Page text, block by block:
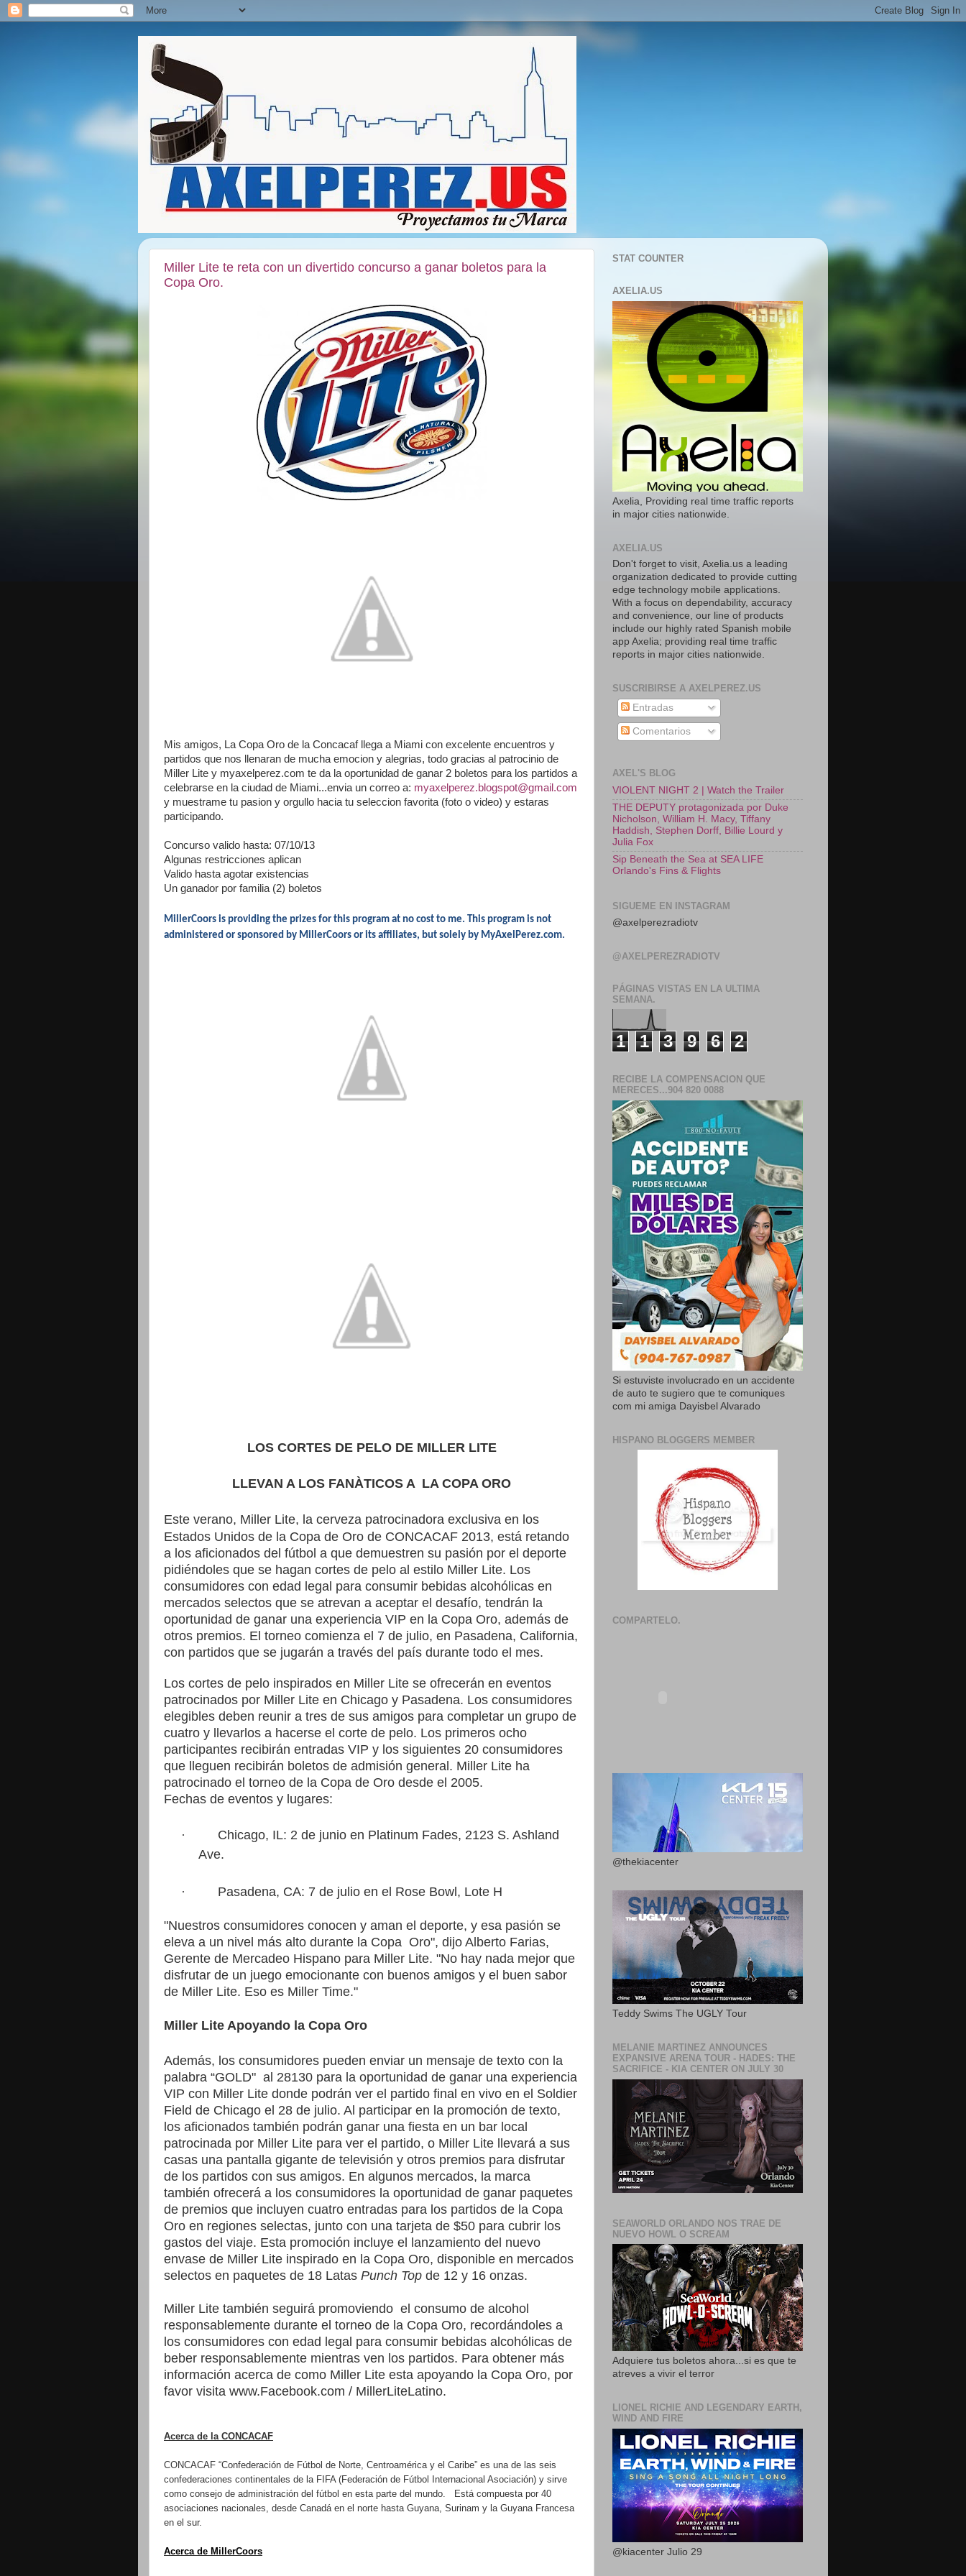
Miller Lite te reta con un divertido concurso a ganar boletos para la
Copa Oro.
Mis amigos, La Copa Oro de la Concacaf llega a Miami con excelente encuentros y
partidos que nos llenaran de mucha emocion y alegrias, todo gracias al patrocinio de
Miller Lite y myaxelperez.com te da la oportunidad de ganar 2 boletos para los partidos a
celebrarse en la ciudad de Miami...envia un correo a: myaxelperez.blogspot@gmail.com
y muestrame tu pasion y orgullo hacia tu seleccion favorita (foto o video) y estaras
participando.
Concurso valido hasta: 07/10/13
Algunas restricciones aplican
Valido hasta agotar existencias
Un ganador por familia (2) boletos
MillerCoors is providing the prizes for this program at no cost to me. This program is not
administered or sponsored by MillerCoors or its affiliates, but solely by MyAxelPerez.com.
LOS CORTES DE PELO DE MILLER LITE
LLEVAN A LOS FANÀTICOS A LA COPA ORO
Este verano, Miller Lite, la cerveza patrocinadora exclusiva en los
Estados Unidos de la Copa de Oro de CONCACAF 2013, está retando
a los aficionados del fútbol a que demuestren su pasión por el deporte
pidiéndoles que se hagan cortes de pelo al estilo Miller Lite. Los
consumidores con edad legal para consumir bebidas alcohólicas en
mercados selectos que se atrevan a aceptar el desafío, tendrán la
oportunidad de ganar una experiencia VIP en la Copa Oro, además de
otros premios. El torneo comienza el 7 de julio, en Pasadena, California,
con partidos que se jugarán a través del país durante todo el mes.
Los cortes de pelo inspirados en Miller Lite se ofrecerán en eventos
patrocinados por Miller Lite en Chicago y Pasadena. Los consumidores
elegibles deben reunir a tres de sus amigos para completar un grupo de
cuatro y llevarlos a hacerse el corte de pelo. Los primeros ocho
participantes recibirán entradas VIP y los siguientes 20 consumidores
que lleguen recibirán boletos de admisión general. Miller Lite ha
patrocinado el torneo de la Copa de Oro desde el 2005.
Fechas de eventos y lugares:
·
Chicago, IL: 2 de junio en Platinum Fades, 2123 S. Ashland
Ave.
· Pasadena, CA: 7 de julio en el Rose Bowl, Lote H
"Nuestros consumidores conocen y aman el deporte, y esa pasión se
eleva a un nivel más alto durante la Copa Oro", dijo Alberto Farias,
Gerente de Mercadeo Hispano para Miller Lite. "No hay nada mejor que
disfrutar de un juego emocionante con buenos amigos y el buen sabor
de Miller Lite. Eso es Miller Time."
Miller Lite Apoyando la Copa Oro
Además, los consumidores pueden enviar un mensaje de texto con la
palabra “GOLD" al 28130 para la oportunidad de ganar una experiencia
VIP con Miller Lite donde podrán ver el partido final en vivo en el Soldier
Field de Chicago el 28 de julio. Al participar en la promoción de texto,
los aficionados también podrán ganar una fiesta en un bar local
patrocinada por Miller Lite para ver el partido, o Miller Lite llevará a sus
casas una pantalla gigante de televisión y otros premios para disfrutar
de los partidos con sus amigos. En algunos mercados, la marca
también ofrecerá a los consumidores la oportunidad de ganar paquetes
de premios que incluyen cuatro entradas para los partidos de la Copa
Oro en regiones selectas, junto con una tarjeta de $50 para cubrir los
gastos del viaje. Esta promoción incluye el lanzamiento del nuevo
envase de Miller Lite inspirado en la Copa Oro, disponible en mercados
selectos en paquetes de 18 Latas Punch Top de 12 y 16 onzas.
Miller Lite también seguirá promoviendo el consumo de alcohol
responsablemente durante el torneo de la Copa Oro, recordándoles a
los consumidores con edad legal para consumir bebidas alcohólicas de
beber responsablemente mientras ven los partidos. Para obtener más
información acerca de como Miller Lite esta apoyando la Copa Oro, por
favor visita www.Facebook.com / MillerLiteLatino.
Acerca de la CONCACAF
CONCACAF “Confederación de Fútbol de Norte, Centroamérica y el Caribe” es una de las seis
confederaciones continentales de la FIFA (Federación de Fútbol Internacional Asociación) y sirve
como consejo de administración del fútbol en esta parte del mundo.
Está compuesta por 40
asociaciones nacionales, desde Canadá en el norte hasta Guyana, Surinam y la Guyana Francesa
en el sur.
Acerca de MillerCoors
STAT COUNTER
AXELIA.US
Axelia, Providing real time traffic reports
in major cities nationwide.
AXELIA.US
Don't forget to visit, Axelia.us a leading
organization dedicated to provide cutting
edge technology mobile applications.
With a focus on dependability, accuracy
and convenience, our line of products
include our highly rated Spanish mobile
app Axelia; providing real time traffic
reports in major cities nationwide.
SUSCRIBIRSE A AXELPEREZ.US
Entradas
Comentarios
AXEL'S BLOG
VIOLENT NIGHT 2 | Watch the Trailer
THE DEPUTY protagonizada por Duke
Nicholson, William H. Macy, Tiffany
Haddish, Stephen Dorff, Billie Lourd y
Julia Fox
Sip Beneath the Sea at SEA LIFE
Orlando's Fins & Flights
SIGUEME EN INSTAGRAM
@axelperezradiotv
@AXELPEREZRADIOTV
PÁGINAS VISTAS EN LA ULTIMA
SEMANA.
1 1 3 9 6 2
RECIBE LA COMPENSACION QUE
MERECES...904 820 0088
Si estuviste involucrado en un accidente
de auto te sugiero que te comuniques
com mi amiga Dayisbel Alvarado
HISPANO BLOGGERS MEMBER
COMPARTELO.
@thekiacenter
Teddy Swims The UGLY Tour
MELANIE MARTINEZ ANNOUNCES
EXPANSIVE ARENA TOUR - HADES: THE
SACRIFICE - KIA CENTER ON JULY 30
SEAWORLD ORLANDO NOS TRAE DE
NUEVO HOWL O SCREAM
Adquiere tus boletos ahora...si es que te
atreves a vivir el terror
LIONEL RICHIE AND LEGENDARY EARTH,
WIND AND FIRE
@kiacenter Julio 29